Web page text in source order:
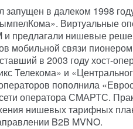
в далеком 1998
Виртуальные
и предлагали нишевые
мобильной связи
в 2003 году хост-
Телекома» и
пополнила
оператора СМАРТС.
нишевых тарифных
B2B MVNO.